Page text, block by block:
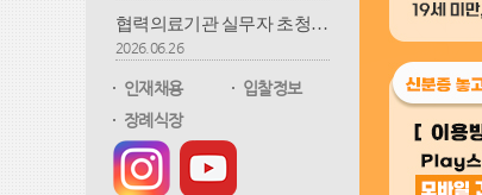
협력의료기관 실무자 초청 교육 개최
2026.06.26
인재채용
입찰정보
장례식장